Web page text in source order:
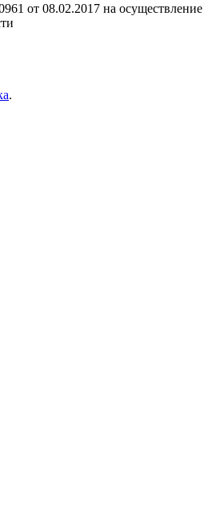
от 08.02.2017 на осуществление
.